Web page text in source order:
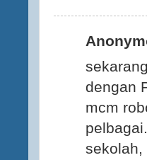
dengan
mcm
sekolah,